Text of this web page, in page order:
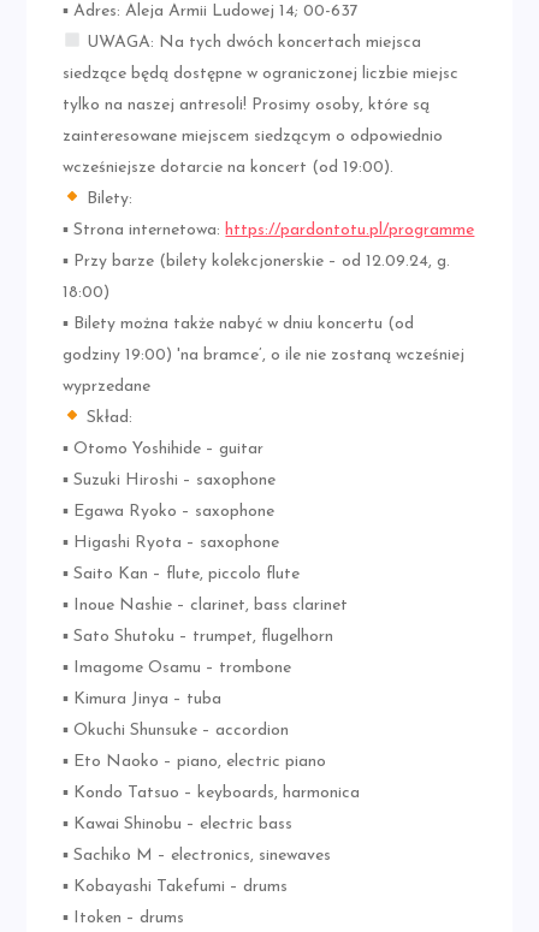
▪ Adres: Aleja Armii Ludowej 14; 00-637
UWAGA: Na tych dwóch koncertach miejsca
siedzące będą dostępne w ograniczonej liczbie miejsc
tylko na naszej antresoli! Prosimy osoby, które są
zainteresowane miejscem siedzącym o odpowiednio
wcześniejsze dotarcie na koncert (od 19:00).
Bilety:
▪ Strona internetowa: https://pardontotu.pl/programme
▪ Przy barze (bilety kolekcjonerskie – od 12.09.24, g.
18:00)
▪ Bilety można także nabyć w dniu koncertu (od
godziny 19:00) 'na bramce’, o ile nie zostaną wcześniej
wyprzedane
Skład:
▪ Otomo Yoshihide – guitar
▪ Suzuki Hiroshi – saxophone
▪ Egawa Ryoko – saxophone
▪ Higashi Ryota – saxophone
▪ Saito Kan – flute, piccolo flute
▪ Inoue Nashie – clarinet, bass clarinet
▪ Sato Shutoku – trumpet, flugelhorn
▪ Imagome Osamu – trombone
▪ Kimura Jinya – tuba
▪ Okuchi Shunsuke – accordion
▪ Eto Naoko – piano, electric piano
▪ Kondo Tatsuo – keyboards, harmonica
▪ Kawai Shinobu – electric bass
▪ Sachiko M – electronics, sinewaves
▪ Kobayashi Takefumi – drums
▪ Itoken – drums